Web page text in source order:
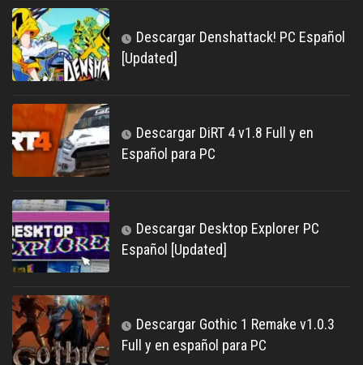
Descargar Denshattack! PC Español
[Updated]
Descargar DiRT 4 v1.8 Full y en
Español para PC
Descargar Desktop Explorer PC
Español [Updated]
Descargar Gothic 1 Remake v1.0.3
Full y en español para PC